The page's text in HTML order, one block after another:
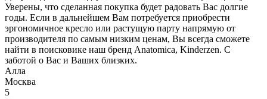
Уверены, что сделанная покупка будет радовать Вас долгие
годы. Если в дальнейшем Вам потребуется приобрести
эргономичное кресло или растущую парту напрямую от
производителя по самым низким ценам, Вы всегда сможете
найти в поисковике наш бренд Anatomica, Kinderzen. С
заботой о Вас и Ваших близких.
Алла
Москва
5